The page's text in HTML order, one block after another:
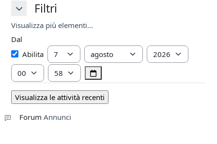
Filtri
Filtri Filtri
Visualizza più elementi...
Dal
DalAbilita Giorno Mese
Anno
Ora
Minuto
Forum Annunci